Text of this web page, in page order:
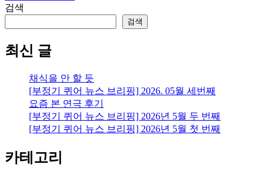
혐
질
문
검색
검색
최신 글
채식을 안 할 듯
[부정기 퀴어 뉴스 브리핑] 2026. 05월 세번째
요즘 본 연극 후기
[부정기 퀴어 뉴스 브리핑] 2026년 5월 두 번째
[부정기 퀴어 뉴스 브리핑] 2026년 5월 첫 번째
카테고리